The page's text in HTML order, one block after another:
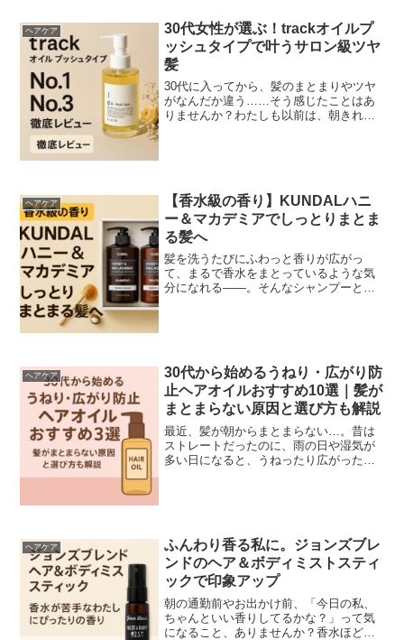
ヘアケア
30代女性が選ぶ！trackオイルプ
ッシュタイプで叶うサロン級ツヤ
髪
30代に入ってから、髪のまとまりやツヤ
がなんだか違う……そう感じたことはあ
りませんか？わたしも以前は、朝きれい
ヘアケア
【香水級の香り】KUNDALハニ
ー＆マカデミアでしっとりまとま
る髪へ
髪を洗うたびにふわっと香りが広がっ
て、まるで香水をまとっているような気
分になれる――。そんなシャンプーと出
ヘアケア
30代から始めるうねり・広がり防
止ヘアオイルおすすめ10選｜髪が
まとまらない原因と選び方も解説
最近、髪が朝からまとまらない…。昔は
ストレートだったのに、雨の日や湿気が
多い日になると、うねったり広がったり
ヘアケア
ふんわり香る私に。ジョンズブレ
ンドのヘア＆ボディミストスティ
ックで印象アップ
朝の通勤前やお出かけ前、「今日の私、
ちゃんといい香りしてるかな？」って気
になること、ありませんか？香水ほど強